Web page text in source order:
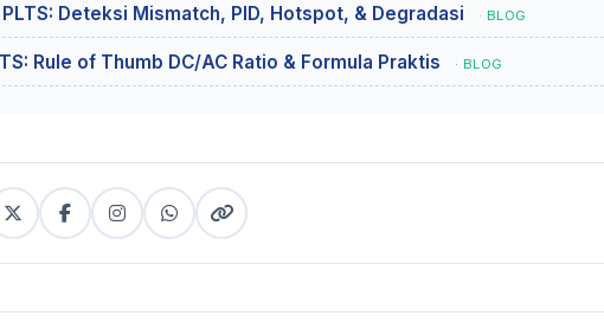
Deteksi Mismatch, PID, Hotspot, & Degradasi · BLOG
Rule of Thumb DC/AC Ratio & Formula Praktis · BLOG
X
(Twitter)
FacebookInstagram
(copy
WhatsApp
Copy
link